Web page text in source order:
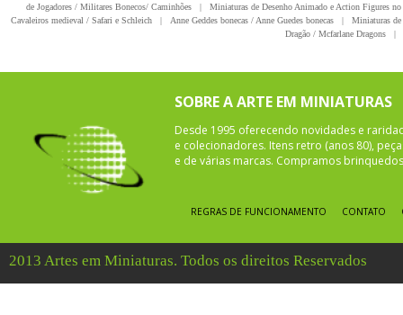
de Jogadores / Militares Bonecos/ Caminhões
|
Miniaturas de Desenho Animado e Action Figures
Cavaleiros medieval / Safari e Schleich
| Anne Geddes bonecas / Anne Guedes bonecas |
Miniaturas
Dragão / Mcfarlane Dragons
|
SOBRE A ARTE EM MINIATURAS
Desde 1995 oferecendo novidades e
e colecionadores. Itens retro (anos 80),
e de várias marcas. Compramos
REGRAS DE FUNCIONAMENTO CONTATO
2013 Artes em Miniaturas. Todos os direitos Reservados